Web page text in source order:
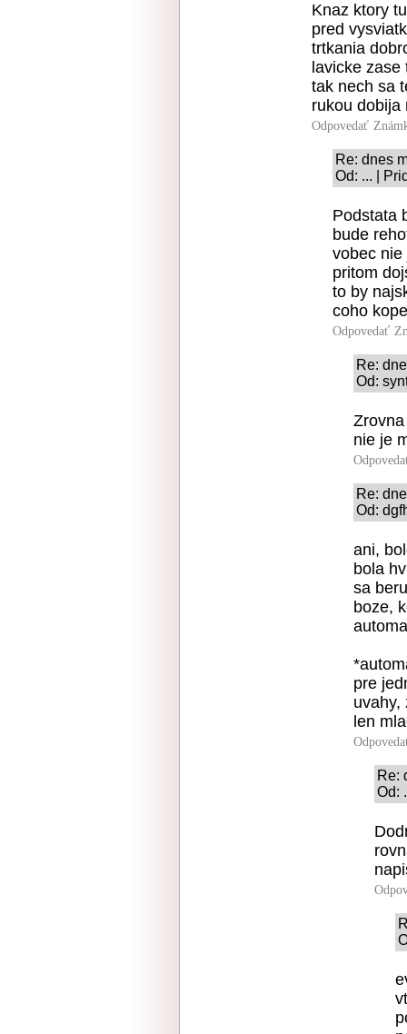
Knaz ktory
pred
trtkania
lavicke
tak nech sa
rukou dobija
Odpovedať
Re: dnes
Od: ... |
Podstata
bude
vobec nie
pritom
to by
coho
Odpovedať
Re:
Od:
nie je
Re:
Od:
ani,
bola
sa
boze,
pre
uvahy,
len
Re:
Od: